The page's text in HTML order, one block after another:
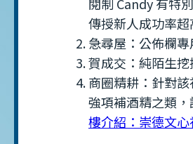
閱制 Candy 有特
傳授新人成功率超
急尋屋：公佈欄專
賀成交：純陌生
商圈精耕：針對
強項補酒精之類
樓介紹：崇德文